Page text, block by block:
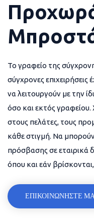
Το γραφείο της
σύγχρονες
να λειτουργούν με την
όσο και εκτός γραφείου.
στους πελάτες, τους
κάθε στιγμή. Να
πρόσβασης σε εταιρικά
όπου και εάν
ΕΠΙΚΟΙΝΩΝΗΣΤΕ